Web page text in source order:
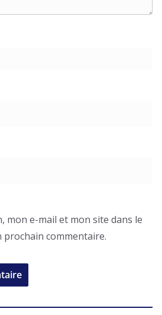
mon e-mail et mon site dans le
commentaire.